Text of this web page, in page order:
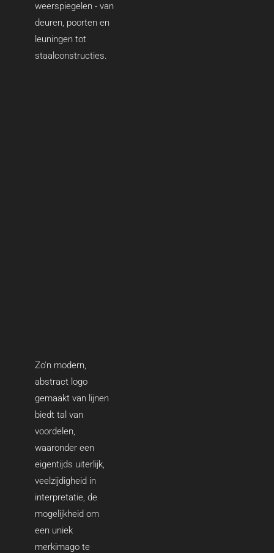
weerspiegelen - van
deuren, poorten en
leuningen tot
staalconstructies.
Zo'n modern,
abstract logo
gemaakt van lijnen
biedt tal van
voordelen,
waaronder een
eigentijds uiterlijk,
veelzijdigheid in
interpretatie, de
mogelijkheid om
een uniek
merkimago te